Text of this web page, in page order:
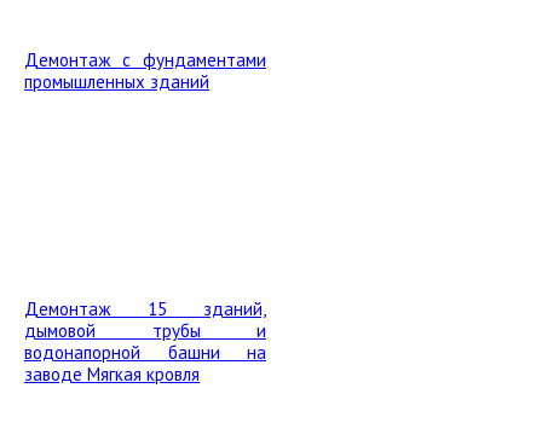
Демонтаж с фундаментами
промышленных зданий
Демонтаж 15 зданий,
дымовой трубы и
водонапорной башни на
заводе Мягкая кровля